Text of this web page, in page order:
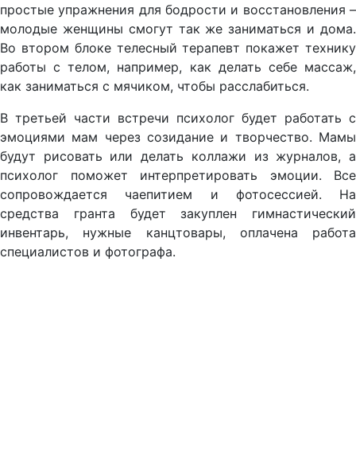
простые упражнения для бодрости и восстановления –
молодые женщины смогут так же заниматься и дома.
Во втором блоке телесный терапевт покажет технику
работы с телом, например, как делать себе массаж,
как заниматься с мячиком, чтобы расслабиться.
В третьей части встречи психолог будет работать с
эмоциями мам через созидание и творчество. Мамы
будут рисовать или делать коллажи из журналов, а
психолог поможет интерпретировать эмоции. Все
сопровождается чаепитием и фотосессией. На
средства гранта будет закуплен гимнастический
инвентарь, нужные канцтовары, оплачена работа
специалистов и фотографа.